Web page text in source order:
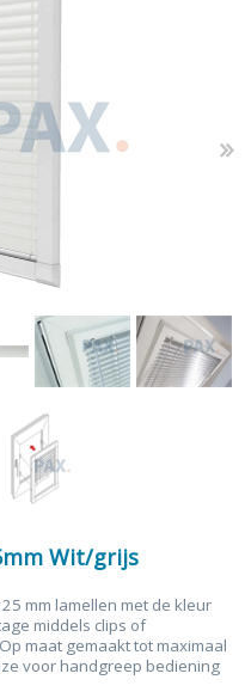
Wit/grijs
mm lamellen met de kleur
middels clips of
maat gemaakt tot maximaal
voor handgreep bediening